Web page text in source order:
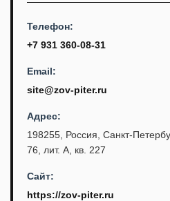
Телефон:
+7 931 360-08-31
Email:
site@zov-piter.ru
Адрес:
198255, Россия, Санкт-
76, лит. А, кв. 227
Сайт:
https://zov-piter.ru